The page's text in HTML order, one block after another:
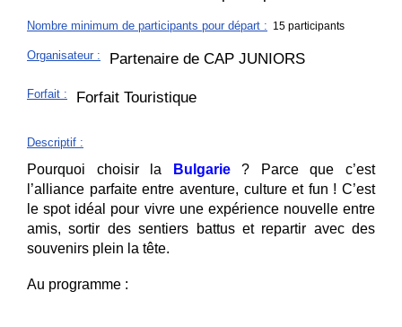
Nombre minimum de participants pour départ : 15 participants
Organisateur : Partenaire de CAP JUNIORS
Forfait : Forfait Touristique
Descriptif :
Pourquoi choisir la Bulgarie? Parce que c’est
l’alliance parfaite entre aventure, culture et fun ! C’est
le spot idéal pour vivre une expérience nouvelle entre
amis, sortir des sentiers battus et repartir avec des
souvenirs plein la tête.
Au programme :